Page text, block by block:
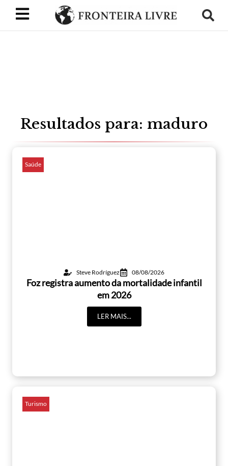
Resultados para: maduro
Saúde
Steve Rodríguez 08/08/2026
Foz registra aumento da mortalidade infantil
em 2026
LER MAIS...
Turismo